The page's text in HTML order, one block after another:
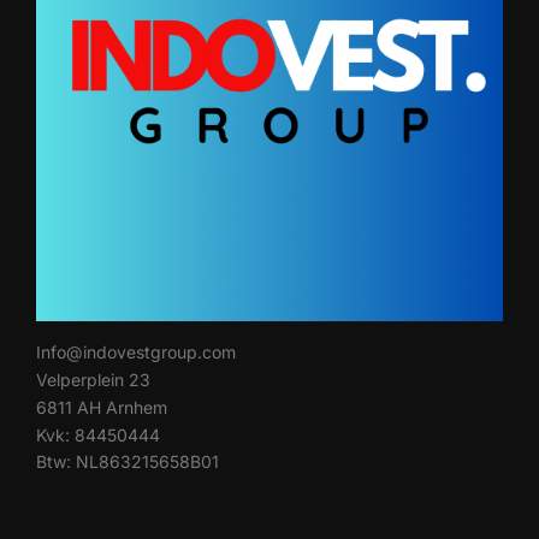
Info@indovestgroup.com
Velperplein 23
6811 AH Arnhem
Kvk: 84450444
Btw: NL863215658B01